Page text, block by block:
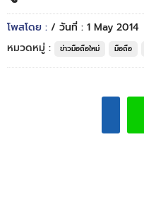
โพสโดย : / วันที่ : 1 May 2014
หมวดหมู่ :
ข่าวมือถือใหม่ มือถือ